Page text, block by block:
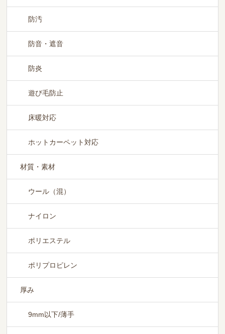
防汚
防音・遮音
防炎
遊び毛防止
床暖対応
ホットカーペット対応
材質・素材
ウール（混）
ナイロン
ポリエステル
ポリプロピレン
厚み
9mm以下/薄手